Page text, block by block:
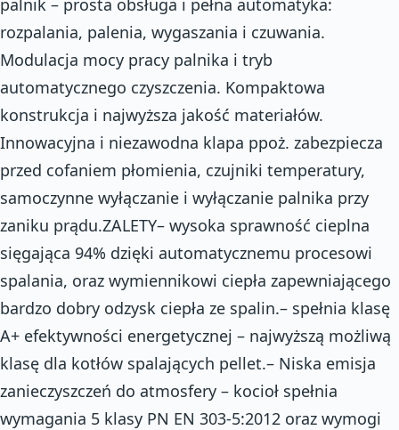
rozpalania, palenia, wygaszania i czuwania.
Modulacja mocy pracy palnika i tryb
automatycznego czyszczenia. Kompaktowa
konstrukcja i najwyższa jakość materiałów.
Innowacyjna i niezawodna klapa ppoż. zabezpiecza
przed cofaniem płomienia, czujniki temperatury,
samoczynne wyłączanie i wyłączanie palnika przy
zaniku prądu.ZALETY– wysoka sprawność cieplna
sięgająca 94% dzięki automatycznemu procesowi
spalania, oraz wymiennikowi ciepła zapewniającego
bardzo dobry odzysk ciepła ze spalin.– spełnia klasę
A+ efektywności energetycznej – najwyższą możliwą
klasę dla kotłów spalających pellet.– Niska emisja
zanieczyszczeń do atmosfery – kocioł spełnia
wymagania 5 klasy PN EN 303-5:2012 oraz wymogi